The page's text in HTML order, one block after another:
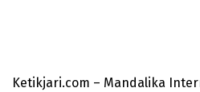
Ketikjari.com – Mandalika